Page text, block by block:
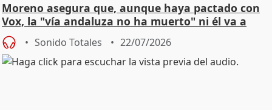
Moreno asegura que, aunque haya pactado con
Vox, la "vía andaluza no ha muerto" ni él va a
"cambiar"
Sonido Totales 22/07/2026